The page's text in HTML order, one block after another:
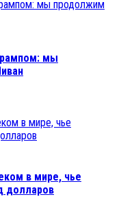
мы
в мире, чье
долларов